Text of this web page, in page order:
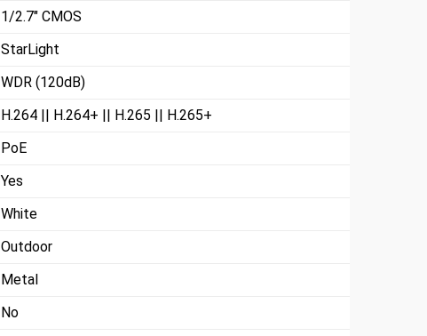
1/2.7" CMOS
StarLight
WDR (120dB)
H.264 || H.264+ || H.265 || H.265+
PoE
Yes
White
Outdoor
Metal
No